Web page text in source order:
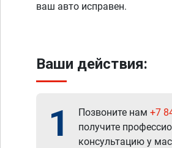
ваш авто исправен.
Ваши действия:
1 Позвоните нам +7
получите
консультацию у